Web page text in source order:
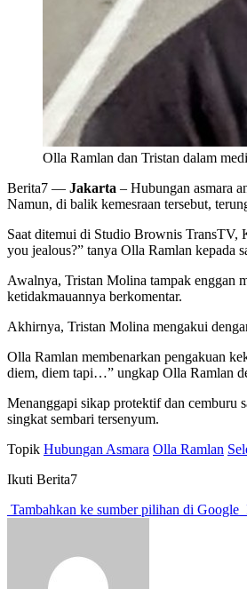
Olla Ramlan dan Tristan dalam
Berita7 — Jakarta – Hubungan asmara
Namun, di balik kemesraan tersebut,
Saat ditemui di Studio Brownis TransTV,
you jealous?” tanya Olla Ramlan kepada
Awalnya, Tristan Molina tampak enggan
ketidakmauannya berkomentar.
Akhirnya, Tristan Molina mengakui
Olla Ramlan membenarkan pengakuan
diem, diem tapi…” ungkap Olla Ramlan
Menanggapi sikap protektif dan cemburu
singkat sembari tersenyum.
Topik Hubungan Asmara Olla Ramlan
Ikuti Berita7
Tambahkan ke sumber pilihan di Google